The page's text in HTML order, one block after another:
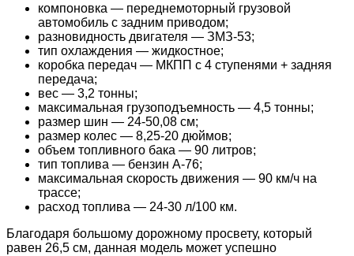
компоновка — переднемоторный грузовой
автомобиль с задним приводом;
разновидность двигателя — ЗМЗ-53;
тип охлаждения — жидкостное;
коробка передач — МКПП с 4 ступенями + задняя
передача;
вес — 3,2 тонны;
максимальная грузоподъемность — 4,5 тонны;
размер шин — 24-50,08 см;
размер колес — 8,25-20 дюймов;
объем топливного бака — 90 литров;
тип топлива — бензин А-76;
максимальная скорость движения — 90 км/ч на
трассе;
расход топлива — 24-30 л/100 км.
Благодаря большому дорожному просвету, который
равен 26,5 см, данная модель может успешно